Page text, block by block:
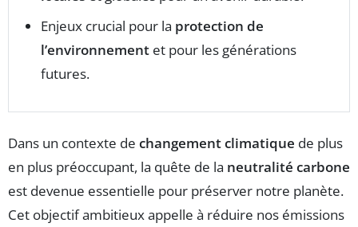
Enjeux crucial pour la protection de
l’environnement et pour les générations
futures.
Dans un contexte de changement climatique de plus
en plus préoccupant, la quête de la neutralité carbone
est devenue essentielle pour préserver notre planète.
Cet objectif ambitieux appelle à réduire nos émissions